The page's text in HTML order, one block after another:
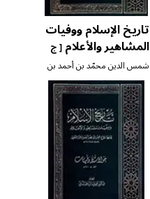
تاريخ الإسلام ووفيات
المشاهير والأعلام[ ج
٢٢ ]
شمس الدين محمّد بن أحمد بن
عثمان الذّهبي